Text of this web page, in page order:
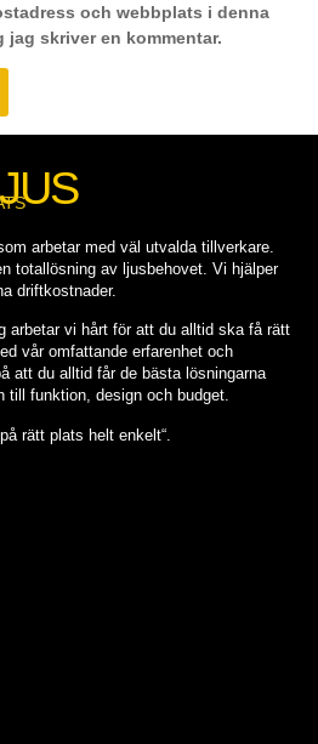
och webbplats i denna
skriver en kommentar.
arbetar med väl utvalda tillverkare.
totallösning av ljusbehovet. Vi hjälper
driftkostnader.
arbetar vi hårt för att du alltid ska få rätt
vår omfattande erfarenhet och
att du alltid får de bästa lösningarna
till funktion, design och budget.
rätt plats helt enkelt“.